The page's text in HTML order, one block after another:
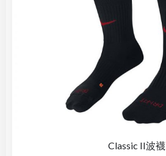
Classic II波襪